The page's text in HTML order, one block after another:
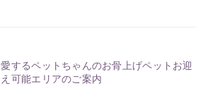
愛するペットちゃんのお骨上げペットお迎
え可能エリアのご案内